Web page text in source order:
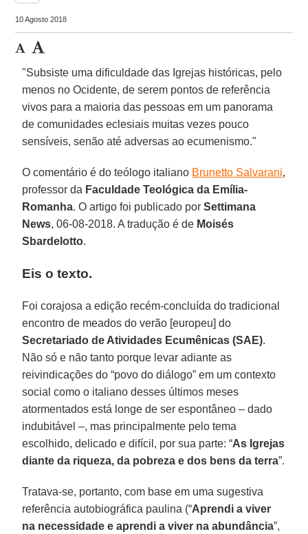
10 Agosto 2018
"Subsiste uma dificuldade das Igrejas históricas, pelo
menos no Ocidente, de serem pontos de referência
vivos para a maioria das pessoas em um panorama
de comunidades eclesiais muitas vezes pouco
sensíveis, senão até adversas ao ecumenismo."
O comentário é do teólogo italiano Brunetto Salvarani,
professor da Faculdade Teológica da Emília-
Romanha. O artigo foi publicado porSettimana
News, 06-08-2018. A tradução é de Moisés
Sbardelotto.
Eis o texto.
Foi corajosa a edição recém-concluída do tradicional
encontro de meados do verão [europeu] do
Secretariado de Atividades Ecumênicas (SAE).
Não só e não tanto porque levar adiante as
reivindicações do “povo do diálogo” em um contexto
social como o italiano desses últimos meses
atormentados está longe de ser espontâneo – dado
indubitável –, mas principalmente pelo tema
escolhido, delicado e difícil, por sua parte: “As Igrejas
diante da riqueza, da pobreza e dos bens da terra”.
Tratava-se, portanto, com base em uma sugestiva
referência autobiográfica paulina (“Aprendi a viver
na necessidade e aprendi a viver na abundância”,